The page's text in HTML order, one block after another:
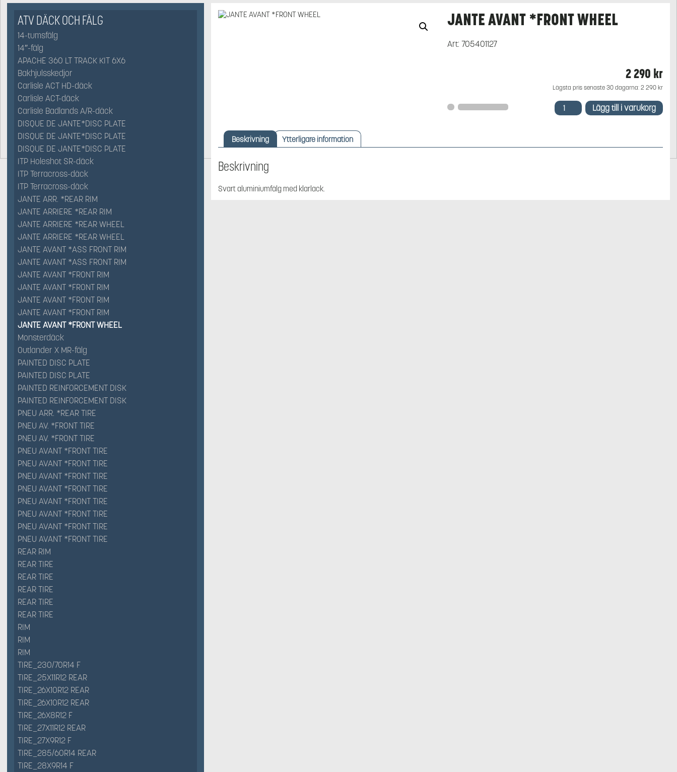
ATV DÄCK OCH FÄLG
14-tumsfälg
14″-fälg
APACHE 360 LT TRACK KIT 6X6
Bakhjulsskedjor
Carlisle ACT HD-däck
Carlisle ACT-däck
Carlisle Badlands A/R-däck
DISQUE DE JANTE*DISC PLATE
DISQUE DE JANTE*DISC PLATE
DISQUE DE JANTE*DISC PLATE
ITP Holeshot SR-däck
ITP Terracross-däck
ITP Terracross-däck
JANTE ARR. *REAR RIM
JANTE ARRIERE *REAR RIM
JANTE ARRIERE *REAR WHEEL
JANTE ARRIERE *REAR WHEEL
JANTE AVANT *ASS FRONT RIM
JANTE AVANT *ASS FRONT RIM
JANTE AVANT *FRONT RIM
JANTE AVANT *FRONT RIM
JANTE AVANT *FRONT RIM
JANTE AVANT *FRONT RIM
JANTE AVANT *FRONT WHEEL
Monsterdäck
Outlander X MR-fälg
PAINTED DISC PLATE
PAINTED DISC PLATE
PAINTED REINFORCEMENT DISK
PAINTED REINFORCEMENT DISK
PNEU ARR. *REAR TIRE
PNEU AV. *FRONT TIRE
PNEU AV. *FRONT TIRE
PNEU AVANT *FRONT TIRE
PNEU AVANT *FRONT TIRE
PNEU AVANT *FRONT TIRE
PNEU AVANT *FRONT TIRE
PNEU AVANT *FRONT TIRE
PNEU AVANT *FRONT TIRE
PNEU AVANT *FRONT TIRE
PNEU AVANT *FRONT TIRE
REAR RIM
REAR TIRE
REAR TIRE
REAR TIRE
REAR TIRE
REAR TIRE
RIM
RIM
RIM
TIRE_230/70R14 F
TIRE_25X11R12 REAR
TIRE_26X10R12 REAR
TIRE_26X10R12 REAR
TIRE_26X8R12 F
TIRE_27X11R12 REAR
TIRE_27X9R12 F
TIRE_285/60R14 REAR
TIRE_28X9R14 F
JANTE AVANT *FRONT WHEEL
Art:705401127
2 290 kr
Lägsta pris senaste 30 dagarna: 2 290 kr
JANTE
AVANT Lägg till i varukorg
Beskrivning Ytterligare information
Beskrivning
Svart aluminiumfälg med klarlack.